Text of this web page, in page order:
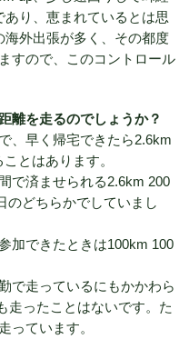
あり、恵まれているとは思
海外出張が多く、その都度
すので、このコントロール
離を走るのでしょうか？
、早く帰宅できたら2.6km
とはあります。
で済ませられる2.6km 200
のどちらかでしていまし
加できたときは100km 100
で走っているにもかかわら
走ったことはないです。た
っています。